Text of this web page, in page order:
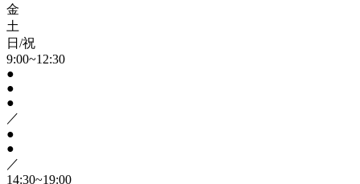
金
土
日/祝
9:00~12:30
●
●
●
／
●
●
／
14:30~19:00